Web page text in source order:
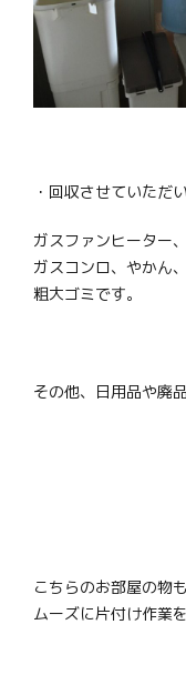
・回収させていただ
ガスファンヒーター
ガスコンロ、やかん
粗大ゴミです。
その他、日用品や廃
こちらのお部屋の物
ムーズに片付け作業